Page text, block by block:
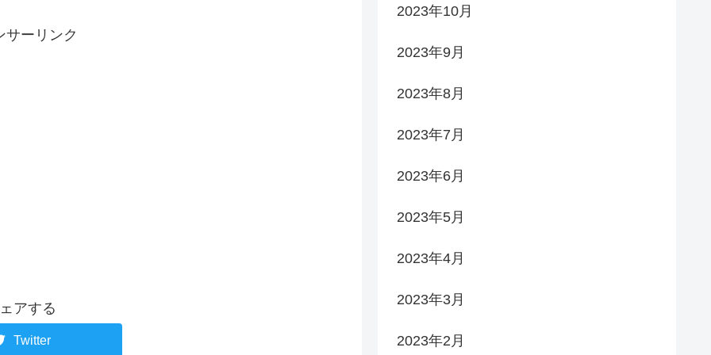
サーリンク
アする
Twitter
2023年10月
2023年9月
2023年8月
2023年7月
2023年6月
2023年5月
2023年4月
2023年3月
2023年2月